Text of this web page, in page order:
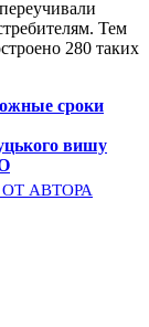
Тем
280 таких
сроки
вишу
АВТОРА